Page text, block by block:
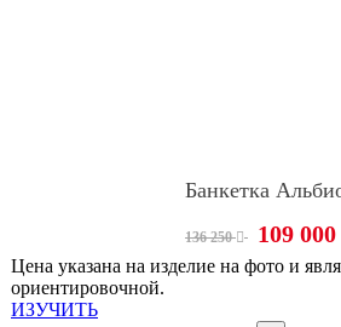
Банкетка
136 250 109 000
Цена указана на изделие на фото и
ориентировочной.
ИЗУЧИТЬ